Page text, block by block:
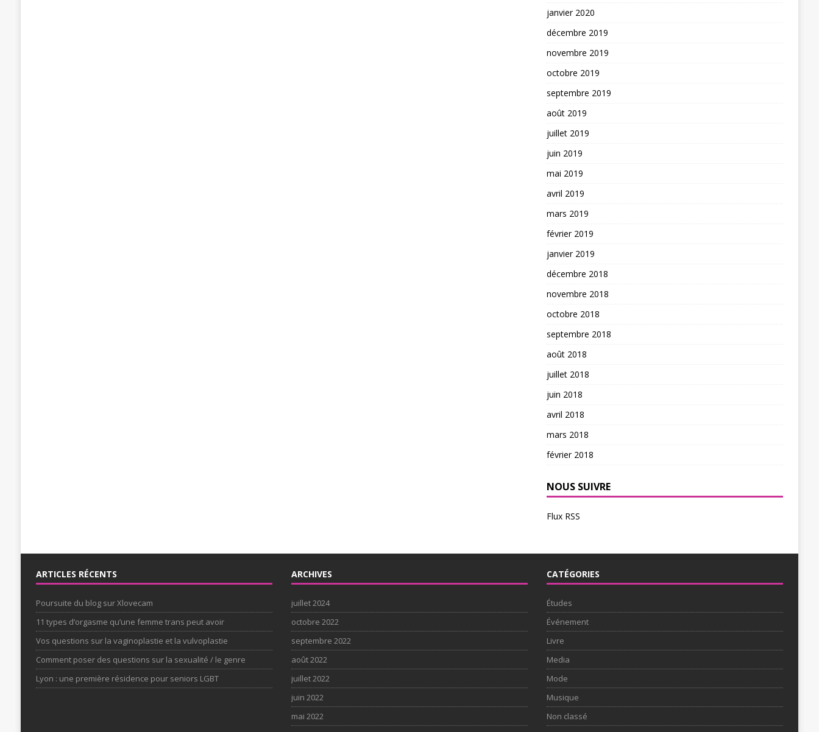
janvier 2020
décembre 2019
novembre 2019
octobre 2019
septembre 2019
août 2019
juillet 2019
juin 2019
mai 2019
avril 2019
mars 2019
février 2019
janvier 2019
décembre 2018
novembre 2018
octobre 2018
septembre 2018
août 2018
juillet 2018
juin 2018
avril 2018
mars 2018
février 2018
NOUS SUIVRE
Flux RSS
ARTICLES RÉCENTS
Poursuite du blog sur Xlovecam
11 types d’orgasme qu’une femme trans peut avoir
Vos questions sur la vaginoplastie et la vulvoplastie
Comment poser des questions sur la sexualité / le genre
Lyon : une première résidence pour seniors LGBT
ARCHIVES
juillet 2024
octobre 2022
septembre 2022
août 2022
juillet 2022
juin 2022
mai 2022
CATÉGORIES
Études
Événement
Livre
Media
Mode
Musique
Non classé